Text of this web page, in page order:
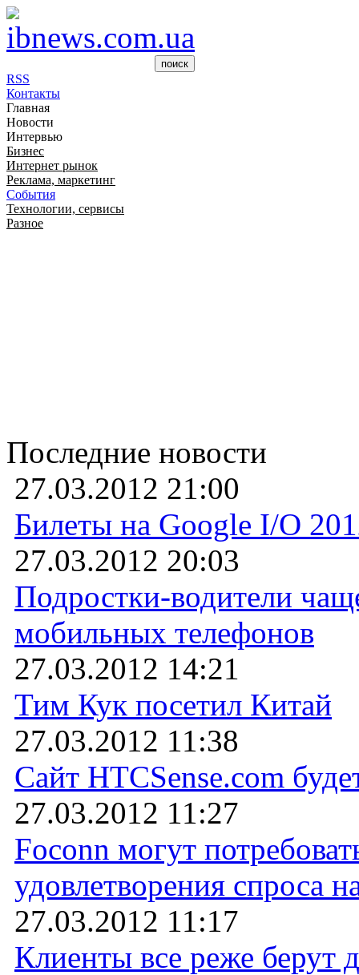
RSS
Контакты
Главная
Новости
Интервью
Бизнес
Интернет рынок
Реклама, маркетинг
События
Технологии, сервисы
Разное
Последние новости
27.03.2012 21:00
Билеты на Google I/O
27.03.2012 20:03
Подростки-водители
мобильных телефонов
27.03.2012 14:21
Тим Кук посетил Китай
27.03.2012 11:38
Сайт HTCSense.com
27.03.2012 11:27
Foconn могут
удовлетворения спроса
27.03.2012 11:17
Клиенты все реже берут